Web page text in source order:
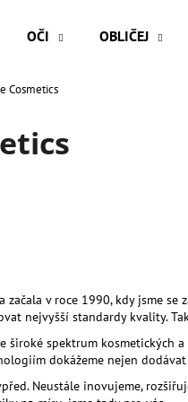
OČI OBLIČEJ
Cosmetics
začala v roce 1990, kdy jsme
nejvyšší standardy kvality.
široké spektrum
dokážeme nejen
Neustále inovujeme,